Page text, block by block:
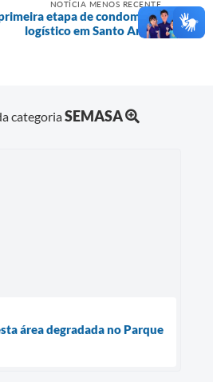
NOTÍCIA MENOS RECENTE
etapa de condomínio
logístico em Santo André
categoriaSEMASA
área degradada no Parque